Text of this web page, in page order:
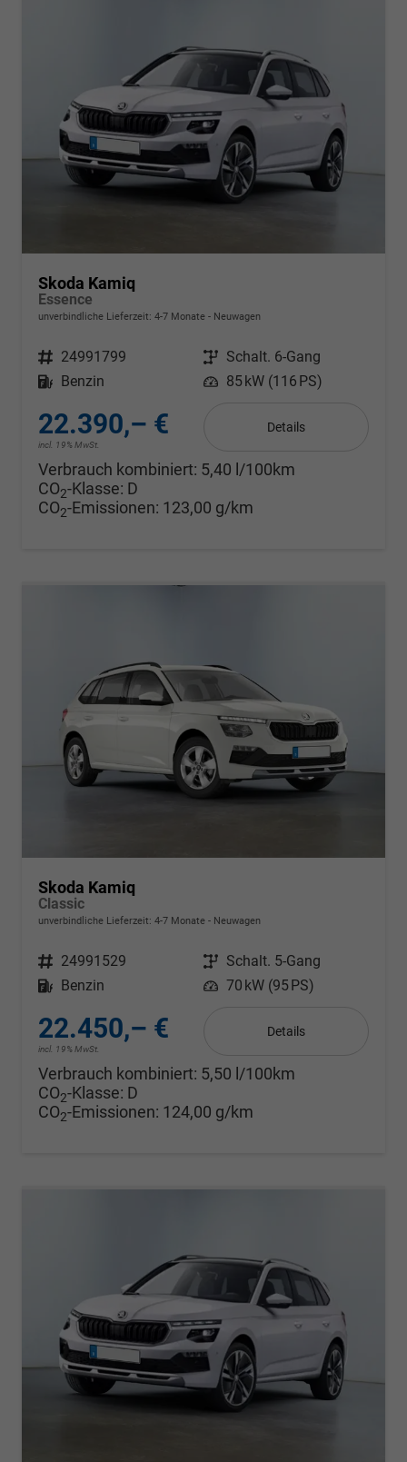
Skoda Kamiq
Essence
unverbindliche Lieferzeit: 4-7 Monate Neuwagen
Fahrzeugnr. 24991799 Getriebe Schalt. 6-Gang
Kraftstoff
Benzin Leistung 85 kW (116 PS)
22.390,– €
incl. 19% MwSt.
Details
Verbrauch kombiniert: 5,40 l/100km
CO2-Klasse: D
CO2-Emissionen: 123,00 g/km
Skoda Kamiq
Classic
unverbindliche Lieferzeit: 4-7 Monate Neuwagen
Fahrzeugnr. 24991529 Getriebe Schalt. 5-Gang
Kraftstoff
Benzin Leistung 70 kW (95 PS)
22.450,– €
incl. 19% MwSt.
Details
Verbrauch kombiniert: 5,50 l/100km
CO2-Klasse: D
CO2-Emissionen: 124,00 g/km